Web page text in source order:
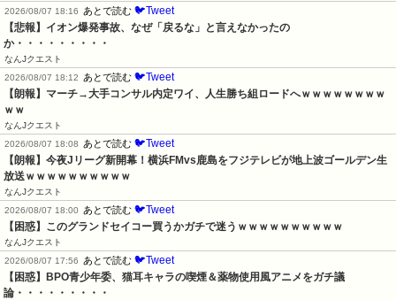
2026/08/07 18:16 あとで読む 🐦Tweet
【悲報】イオン爆発事故、なぜ「戻るな」と言えなかったの
か・・・・・・・・・
なんJクエスト
2026/08/07 18:12
あとで読む 🐦Tweet
【朗報】マーチ→大手コンサル内定ワイ、人生勝ち組ロードへｗｗｗｗｗｗｗｗ
ｗｗ
なんJクエスト
2026/08/07 18:08
あとで読む 🐦Tweet
【朗報】今夜Jリーグ新開幕！横浜FMvs鹿島をフジテレビが地上波ゴールデン生
放送ｗｗｗｗｗｗｗｗｗｗ
なんJクエスト
2026/08/07 18:00
あとで読む 🐦Tweet
【困惑】このグランドセイコー買うかガチで迷うｗｗｗｗｗｗｗｗｗｗ
なんJクエスト
2026/08/07 17:56
あとで読む 🐦Tweet
【困惑】BPO青少年委、猫耳キャラの喫煙＆薬物使用風アニメをガチ議
論・・・・・・・・・